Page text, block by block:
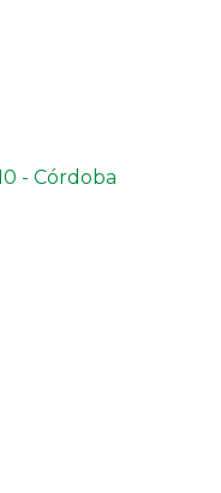
- Córdoba